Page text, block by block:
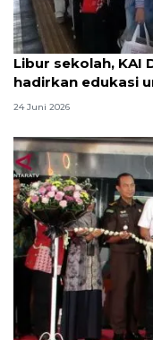
Libur sekolah, KAI
hadirkan edukasi
24 Juni 2026